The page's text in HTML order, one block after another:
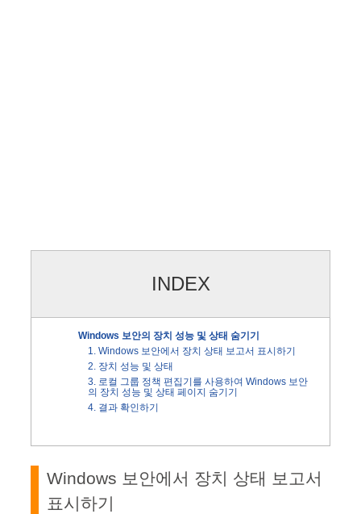
INDEX
Windows 보안의 장치 성능 및 상태 숨기기
1. Windows 보안에서 장치 상태 보고서 표시하기
2. 장치 성능 및 상태
3. 로컬 그룹 정책 편집기를 사용하여 Windows 보안
의 장치 성능 및 상태 페이지 숨기기
4. 결과 확인하기
Windows 보안에서 장치 상태 보고서
표시하기